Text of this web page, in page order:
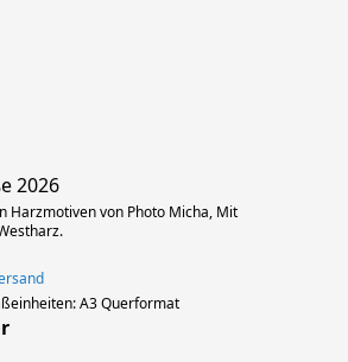
2026
Harzmotiven von Photo Micha, Mit
A3 Querformat